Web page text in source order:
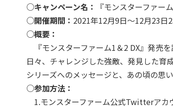
○キャンペーン名：
『モンスターファー
○開催期間： 2021年12月9日～12月23日
○概要：
『モンスターファーム1＆2 DX』発売
日々、チャレンジした強敵、発見した育
シリーズへのメッセージと、あの頃の思
○参加方法：
1.モンスターファーム公式Twitterアカ